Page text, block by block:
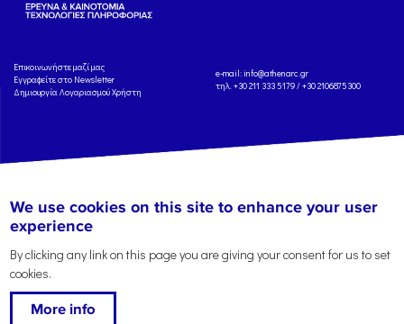
Eπικοινωνήστε μαζί μας
Εγγραφείτε στο Newsletter
Δημιουργία Λογαριασμού Χρήστη
e-mail: info@athenarc.gr
τηλ. +30 211 333 5179 / +30 2106875300
Προσωπικού Χαρακτήρα
'Οροι
Χρήσης
Αναφορά
We use cookies on this site to enhance your user
experience
By clicking any link on this page you are giving your consent for us to set
cookies.
More info